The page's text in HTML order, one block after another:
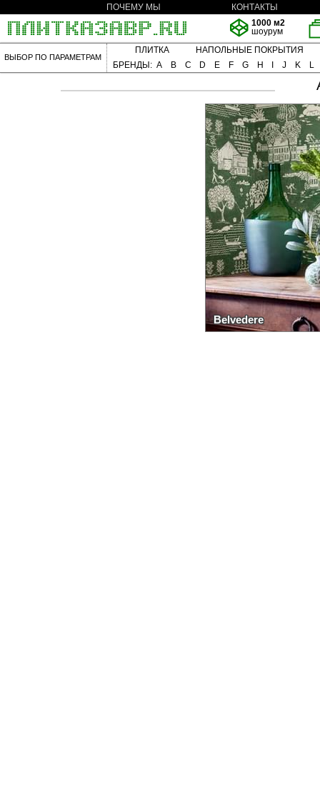
ПОЧЕМУ МЫ
КОНТАКТЫ
1000 м2
шоурум
ВЫБОР ПО ПАРАМЕТРАМ
ПЛИТКА
НАПОЛЬНЫЕ ПОКРЫТИЯ
БРЕНДЫ: A B C D E F G H J K L
Belvedere